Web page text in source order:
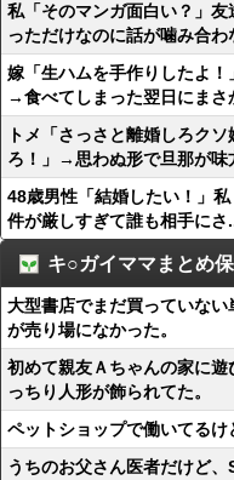
私「そのマンガ面白い？」
っただけなのに話が噛み合わ
嫁「生ハムを手作りしたよ！
→食べてしまった翌日にまさ
トメ「さっさと離婚しろク
ろ！」→思わぬ形で旦那が味
48歳男性「結婚したい！」
件が厳しすぎて誰も相手にさ
キ○ガイママまとめ
大型書店でまだ買っていな
が売り場になかった。
初めて親友Ａちゃんの家に
っちり人形が飾られてた。
ペットショップで働いてるけ
うちのお父さん医者だけど